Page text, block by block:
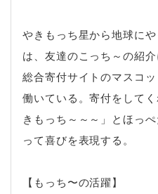
やきもっち星から地球に
は、友達のこっち～の紹
総合寄付サイトのマスコ
働いている。寄付をして
きもっち～～～」とほっ
って喜びを表現する。
【もっち〜の活躍】